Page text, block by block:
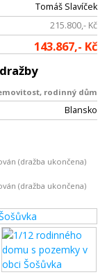
Tomáš Slavíček
215.800,- Kč
143.867,- Kč
rodinný dům
Blansko
(dražba ukončena)
(dražba ukončena)